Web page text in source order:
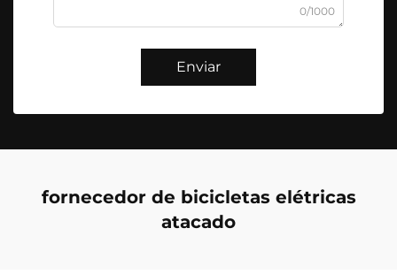
0/1000
Enviar
fornecedor de bicicletas elétricas
atacado